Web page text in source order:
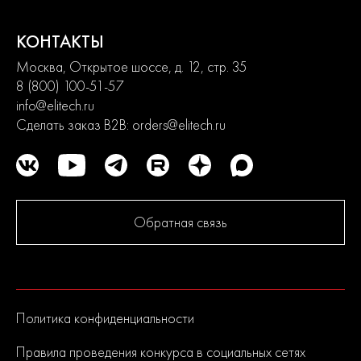
продвинутых. Продуманная конструкция узлов обеспечивает
долгий срок службы изделий и легкость их обслуживания.
Современный дизайн и превосходная эргономика
превращают любой рабочий процесс в удовольствие.
2
гарантии
КОНТАКТЫ
Москва, Открытое шоссе, д. 12, стр. 35
8 (800) 100-51-57
info@elitech.ru
Сделать заказ B2B: orders@elitech.ru
Обратная связь
Политика конфиденциальности
Правила проведения конкурса в социальных сетях